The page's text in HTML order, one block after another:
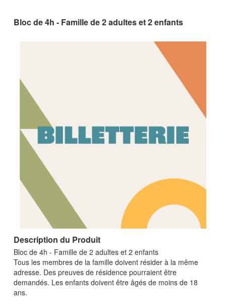
Bloc de 4h - Famille de 2 adultes et 2 enfants
Description du Produit
Bloc de 4h - Famille de 2 adultes et 2 enfants
Tous les membres de la famille doivent résider à la même
adresse. Des preuves de résidence pourraient être
demandés. Les enfants doivent être âgés de moins de 18
ans.